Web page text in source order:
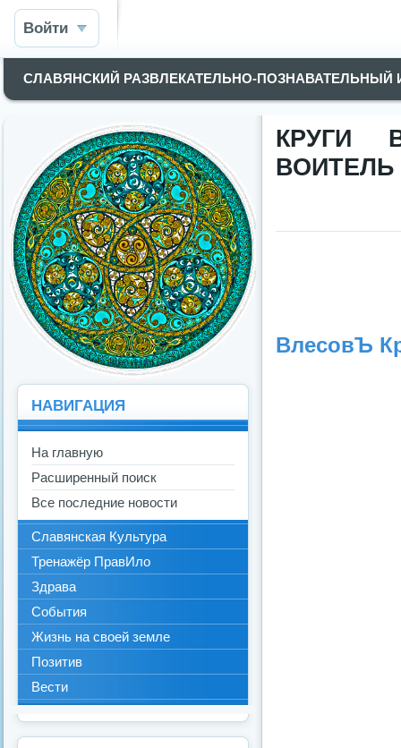
Войти
СЛАВЯНСКИЙ РАЗВЛЕКАТЕЛЬНО-
КРУГИ
ВОИТЕЛЬ
ВлесовЪ
НАВИГАЦИЯ
На главную
Расширенный поиск
Все последние новости
Славянская Культура
Тренажёр ПравИло
Здрава
События
Жизнь на своей земле
Позитив
Вести